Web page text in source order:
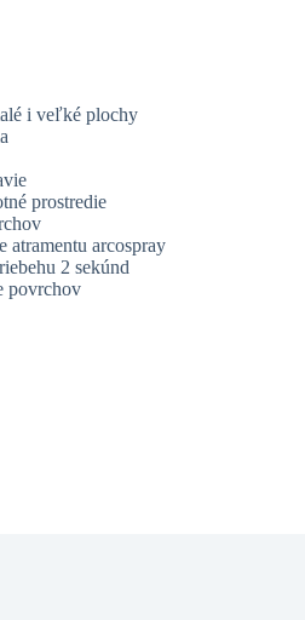
i veľké plochy
prostredie
atramentu arcospray
2 sekúnd
povrchov